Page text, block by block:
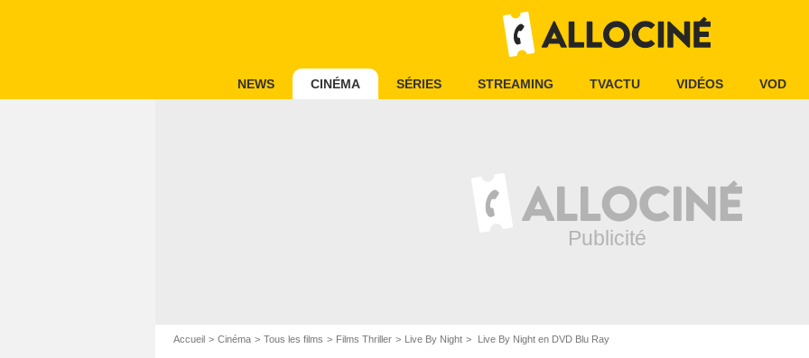
NEWS CINÉMA SÉRIES STREAMING TVACTU VIDÉOS VOD
Accueil Cinéma Tous les films Films Thriller Live By Night Live By Night en DVD Blu Ray